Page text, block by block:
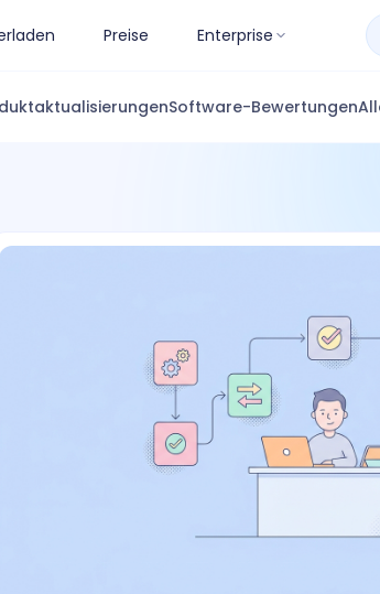
Preise Enterprise
Software-Bewertungen